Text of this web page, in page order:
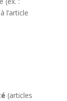
l’article
(articles